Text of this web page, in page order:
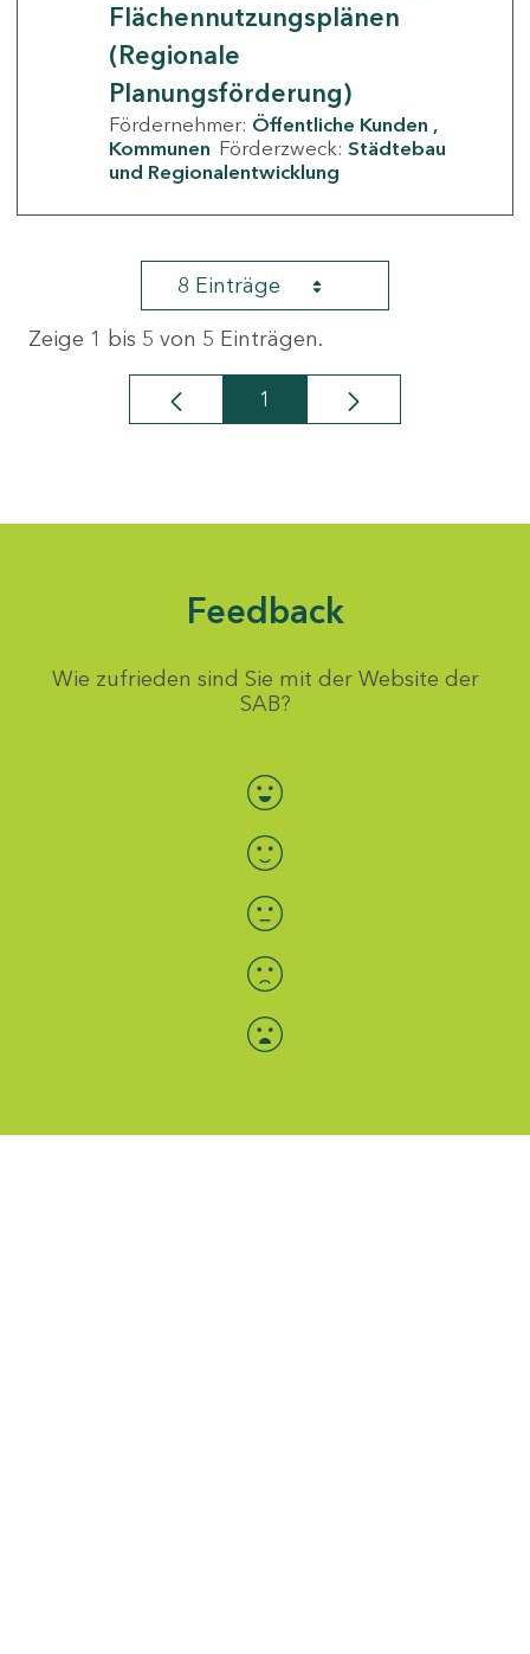
Flächennutzungsplänen
(Regionale
Planungsförderung)
Fördernehmer: Öffentliche Kunden
Kommunen Förderzweck: Städtebau
und Regionalentwicklung
8 Einträge
Zeige 1 bis 5 von 5 Einträgen.
Seite
1
Feedback
Wie zufrieden sind Sie mit der Website der
SAB?
Bewertung auswählen